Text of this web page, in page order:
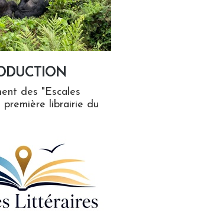
des "Escales
librairie du